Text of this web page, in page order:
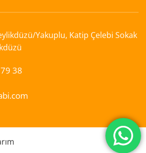
Yakuplu, Katip Çelebi Sokak
38